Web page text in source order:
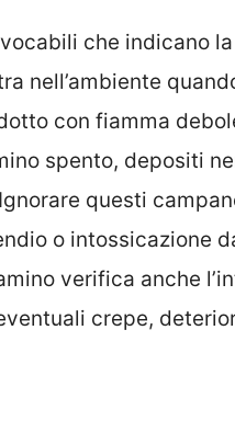
che indicano
nell’ambiente
con fiamma
spento, depositi
questi
o intossicazione
verifica anche
crepe,